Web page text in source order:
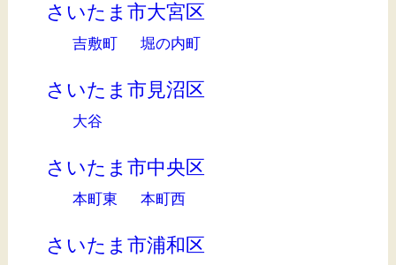
さいたま市大宮区
吉敷町 堀の内町
さいたま市見沼区
大谷
さいたま市中央区
本町東 本町西
さいたま市浦和区